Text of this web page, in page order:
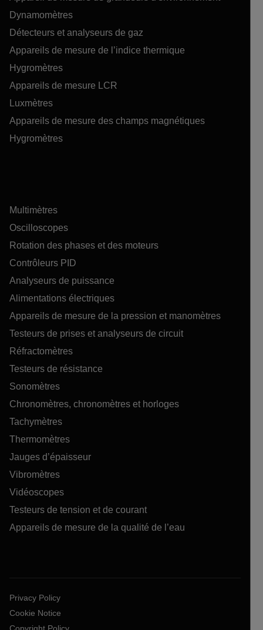
Dynamomètres
Détecteurs et analyseurs de gaz
Appareils de mesure de l’indice thermique
Hygromètres
Appareils de mesure LCR
Luxmètres
Appareils de mesure des champs magnétiques
Hygromètres
Multimètres
Oscilloscopes
Rotation des phases et des moteurs
Contrôleurs PID
Analyseurs de puissance
Alimentations électriques
Appareils de mesure de la pression et manomètres
Testeurs de prises et analyseurs de circuit
Réfractomètres
Testeurs de résistance
Sonomètres
Chronomètres, chronomètres et horloges
Tachymètres
Thermomètres
Jauges d’épaisseur
Vibromètres
Vidéoscopes
Testeurs de tension et de courant
Appareils de mesure de la qualité de l’eau
Privacy Policy
Cookie Notice